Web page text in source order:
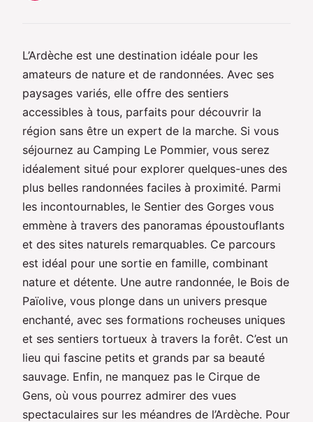
L’Ardèche est une destination idéale pour les
amateurs de nature et de randonnées. Avec ses
paysages variés, elle offre des sentiers
accessibles à tous, parfaits pour découvrir la
région sans être un expert de la marche. Si vous
séjournez au Camping Le Pommier, vous serez
idéalement situé pour explorer quelques-unes des
plus belles randonnées faciles à proximité. Parmi
les incontournables, le Sentier des Gorges vous
emmène à travers des panoramas époustouflants
et des sites naturels remarquables. Ce parcours
est idéal pour une sortie en famille, combinant
nature et détente. Une autre randonnée, le Bois de
Païolive, vous plonge dans un univers presque
enchanté, avec ses formations rocheuses uniques
et ses sentiers tortueux à travers la forêt. C’est un
lieu qui fascine petits et grands par sa beauté
sauvage. Enfin, ne manquez pas le Cirque de
Gens, où vous pourrez admirer des vues
spectaculaires sur les méandres de l’Ardèche. Pour